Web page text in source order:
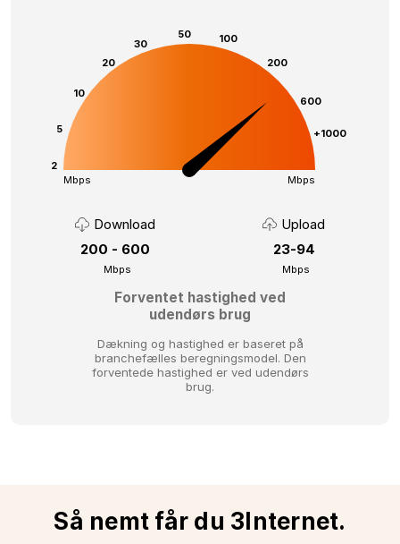
2
5
10
20
30
50
100
200
600
+1000
Mbps Mbps
Download
200 - 600
Mbps
Upload
23-94
Mbps
Forventet hastighed ved
udendørs brug
Dækning og hastighed er baseret på
branchefælles beregningsmodel. Den
forventede hastighed er ved udendørs
brug.
Så nemt får du 3Internet.